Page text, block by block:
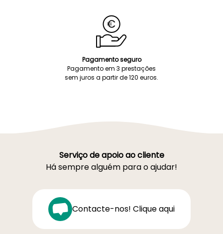
Pagamento seguro
Pagamento em 3 prestações
sem juros a partir de 120 euros.
Serviço de apoio ao cliente
Há sempre alguém para o ajudar!
Contacte-nos! Clique aqui